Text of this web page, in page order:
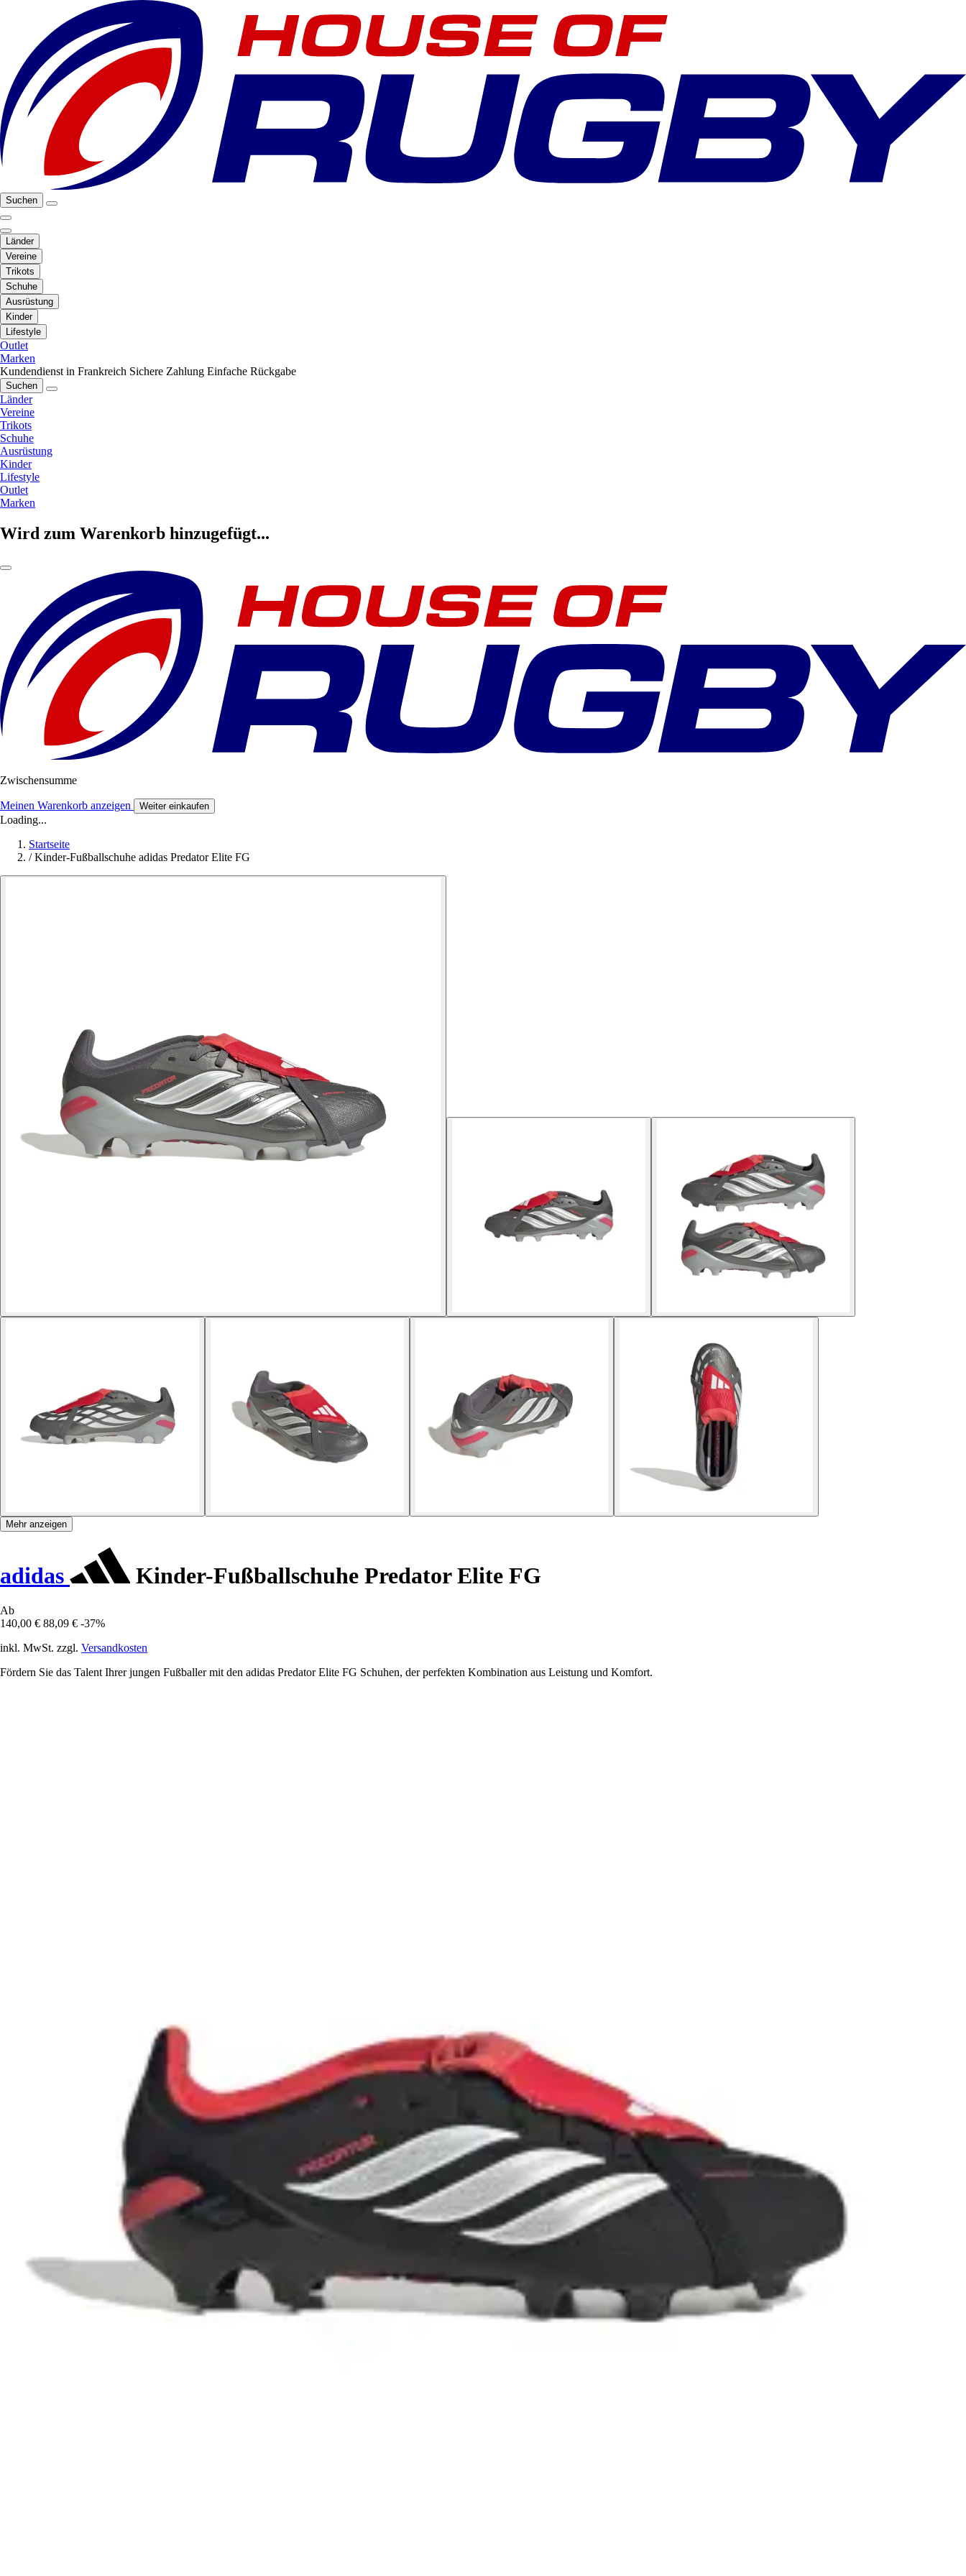
Suchen
Länder
Vereine
Trikots
Schuhe
Ausrüstung
Kinder
Lifestyle
Outlet
Marken
Kundendienst in Frankreich Sichere Zahlung Einfache Rückgabe
Suchen
Länder
Vereine
Trikots
Schuhe
Ausrüstung
Kinder
Lifestyle
Outlet
Marken
Wird zum Warenkorb hinzugefügt...
Zwischensumme
Meinen Warenkorb anzeigen Weiter einkaufen
Loading...
Startseite
/ Kinder-Fußballschuhe adidas Predator Elite FG
Mehr anzeigen
adidas Kinder-Fußballschuhe Predator Elite FG
Ab
140,00 € 88,09 € -37%
inkl. MwSt. zzgl. Versandkosten
Fördern Sie das Talent Ihrer jungen Fußballer mit den adidas Predator Elite FG Schuhen, der perfekten Kombination aus Leistung und Komfort.